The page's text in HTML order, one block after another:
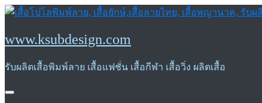
Skip
www.ksubdesign.com
รับผลิตเสื้อพิมพ์ลาย เสื้อแฟชั่น เสื้อกีฬา เสื้อวิ่ง ผลิตเสื้อ